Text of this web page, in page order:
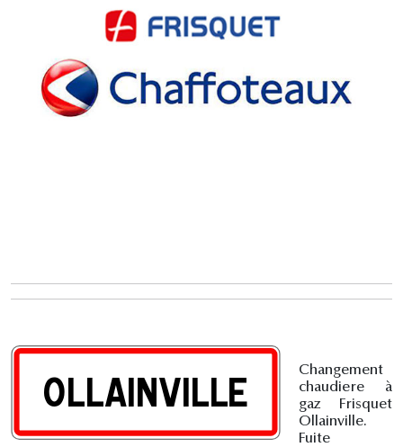
Changement
chaudiere à
gaz Frisquet
Ollainville.
Fuite